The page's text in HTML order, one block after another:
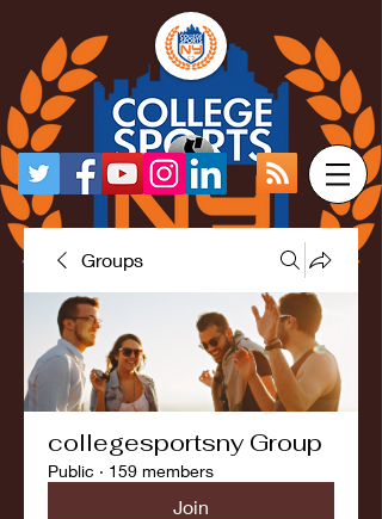
Groups
collegesportsny Group
Public · 159 members
Join